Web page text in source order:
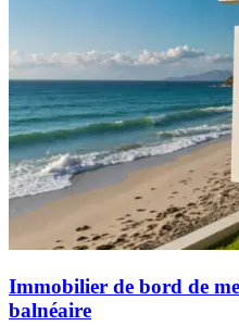
Immobilier de bord de
balnéaire